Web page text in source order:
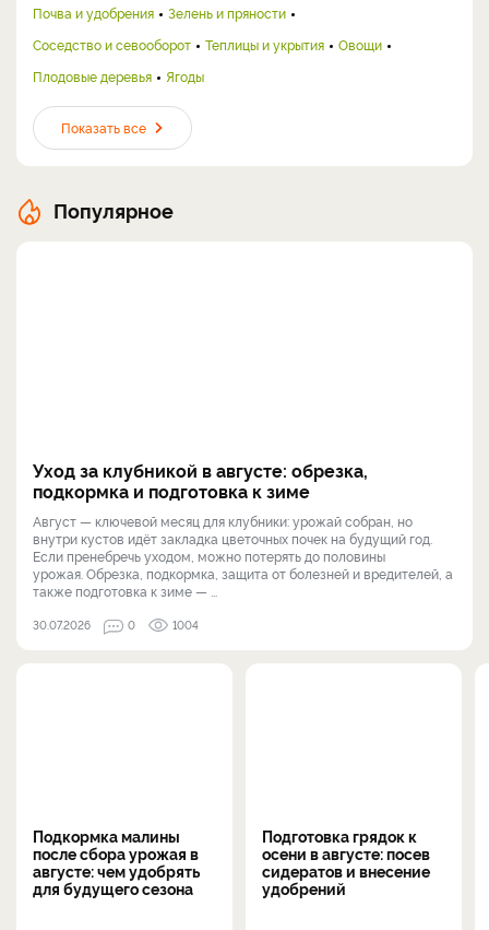
Почва и удобрения
Зелень и пряности
Соседство и севооборот
Теплицы и укрытия
Овощи
Плодовые деревья
Ягоды
Показать все
Популярное
Уход за клубникой в августе: обрезка,
подкормка и подготовка к зиме
Август — ключевой месяц для клубники: урожай собран, но
внутри кустов идёт закладка цветочных почек на будущий год.
Если пренебречь уходом, можно потерять до половины
урожая. Обрезка, подкормка, защита от болезней и вредителей, а
также подготовка к зиме — ...
30.07.2026 0 1004
Подкормка малины
после сбора урожая в
августе: чем удобрять
для будущего сезона
Подготовка грядок к
осени в августе: посев
сидератов и внесение
удобрений